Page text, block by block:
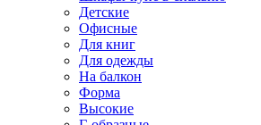
Детские
Офисные
Для книг
Для одежды
На балкон
Форма
Высокие